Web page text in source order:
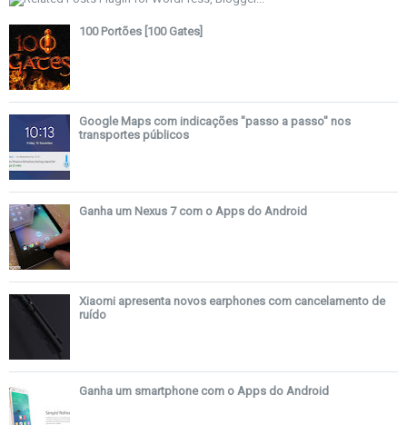
100 Portões [100 Gates]
Google Maps com indicações "passo a passo" nos
transportes públicos
Ganha um Nexus 7 com o Apps do Android
Xiaomi apresenta novos earphones com cancelamento de
ruído
Ganha um smartphone com o Apps do Android